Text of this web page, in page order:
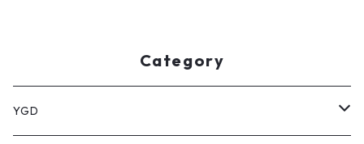
Category
YGD